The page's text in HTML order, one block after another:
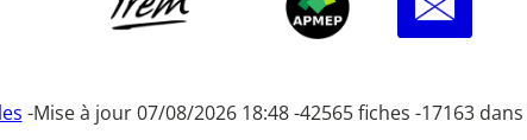
-Mise à jour 07/08/2026 18:48 -42565 fiches -17163